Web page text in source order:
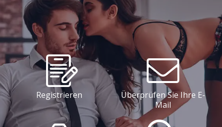
Registrieren
Überprüfen Sie Ihre E-
Mail